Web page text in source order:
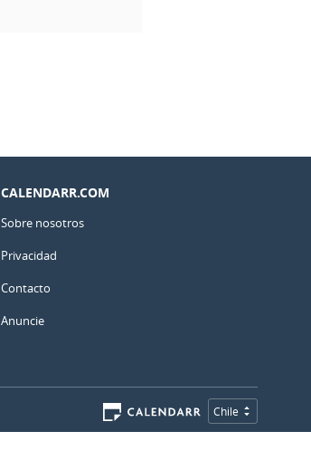
CALENDARR.COM
Sobre nosotros
Privacidad
Contacto
Anuncie
Chile